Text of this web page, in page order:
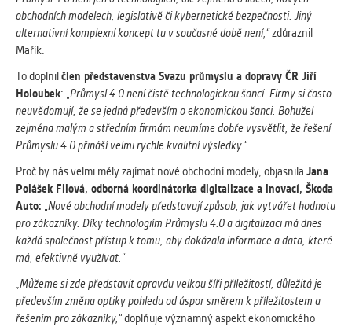
pomáhají.
Cookies, které aplikace nedokáže zařadit.
Naším cílem je, aby tato kategorie
zůstala prázdná a všechny cookies byly
přiřazeny do některé z kategorií
uvedených výše.
obchodních modelech, legislativě či kybernetické bezpečnosti. Jiný
alternativní komplexní koncept tu v současné době není,“zdůraznil
Mařík.
To doplnilčlen představenstva Svazu průmyslu a dopravy ČR Jiří
Holoubek: „Průmysl 4.0 není čistě technologickou šancí. Firmy si často
neuvědomují, že se jedná především o ekonomickou šanci. Bohužel
zejména malým a středním firmám neumíme dobře vysvětlit, že řešení
Průmyslu 4.0 přináší velmi rychle kvalitní výsledky.“
Proč by nás velmi měly zajímat nové obchodní modely, objasnila Jana
Polášek Filová, odborná koordinátorka digitalizace a inovací, Škoda
Auto: „Nové obchodní modely představují způsob, jak vytvářet hodnotu
pro zákazníky. Díky technologiím Průmyslu 4.0 a digitalizaci má dnes
každá společnost přístup k tomu, aby dokázala informace a data, které
má, efektivně využívat.“
„Můžeme si zde představit opravdu velkou šíři příležitostí, důležitá je
především změna optiky pohledu od úspor směrem k příležitostem a
řešením pro zákazníky,“doplňuje významný aspekt ekonomického